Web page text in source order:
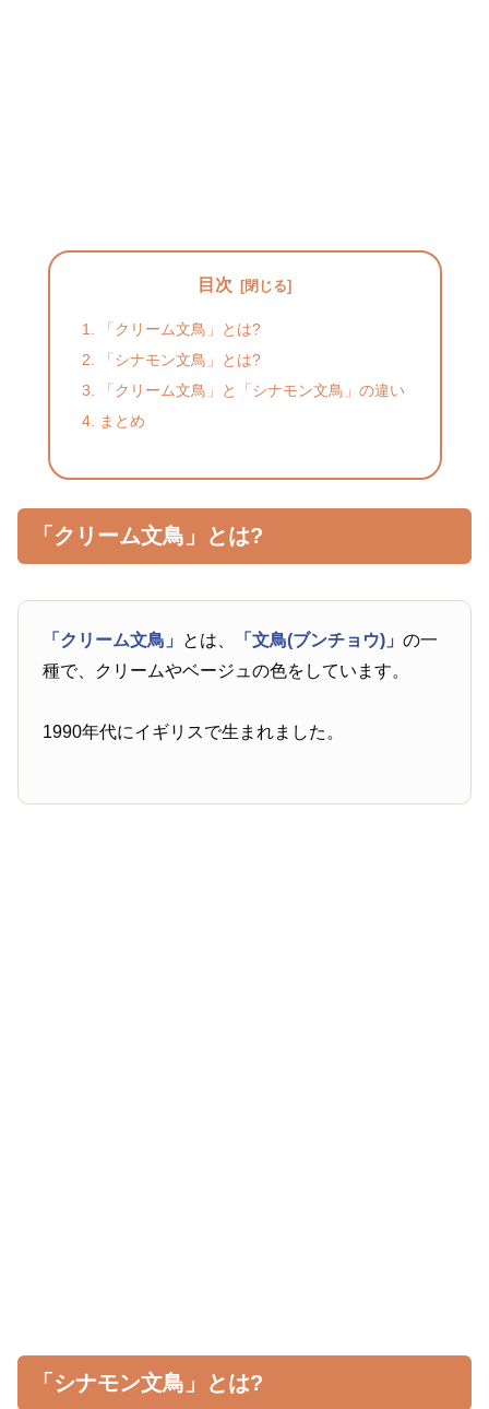
目次
「クリーム文鳥」とは?
「シナモン文鳥」とは?
「クリーム文鳥」と「シナモン文鳥」の違い
まとめ
「クリーム文鳥」とは?
「クリーム文鳥」 とは、 「文鳥(ブンチョウ)」の一
種で、クリームやベージュの色をしています。
1990年代にイギリスで生まれました。
「シナモン文鳥」とは?